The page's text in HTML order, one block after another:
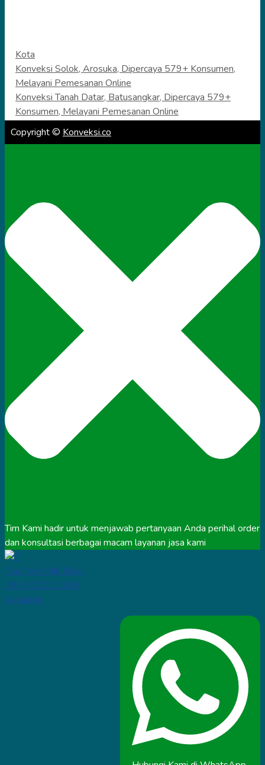
Categories
Kota
Konveksi Solok, Arosuka, Dipercaya 579+ Konsumen,
Melayani Pemesanan Online
Konveksi Tanah Datar, Batusangkar, Dipercaya 579+
Konsumen, Melayani Pemesanan Online
Copyright © Konveksi.co
Tim Kami hadir untuk menjawab pertanyaan Anda perihal order
dan konsultasi berbagai macam layanan jasa kami
Chat WA Klik Disini
0857.0211.1110
Available